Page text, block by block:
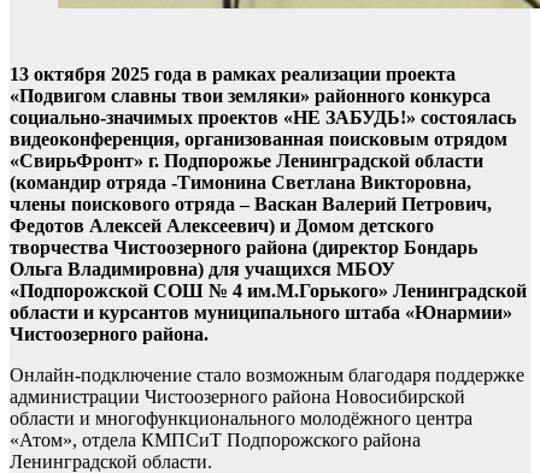
13 октября 2025 года в рамках реализации проекта
«Подвигом славны твои земляки» районного конкурса
социально-значимых проектов «НЕ ЗАБУДЬ!» состоялась
видеоконференция, организованная поисковым отрядом
«СвирьФронт» г. Подпорожье Ленинградской области
(командир отряда -Тимонина Светлана Викторовна,
члены поискового отряда – Васкан Валерий Петрович,
Федотов Алексей Алексеевич) и Домом детского
творчества Чистоозерного района (директор Бондарь
Ольга Владимировна) для учащихся МБОУ
«Подпорожской СОШ № 4 им.М.Горького» Ленинградской
области и курсантов муниципального штаба «Юнармии»
Чистоозерного района.
Онлайн-подключение стало возможным благодаря поддержке
администрации Чистоозерного района Новосибирской
области и многофункционального молодёжного центра
«Атом», отдела КМПСиТ Подпорожского района
Ленинградской области.